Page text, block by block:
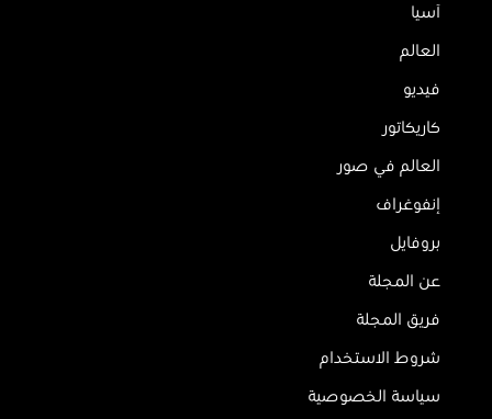
آسيا
العالم
فيديو
كاريكاتور
العالم في صور
إنفوغراف
بروفايل
عن المجلة
فريق المجلة
شروط الاستخدام
سياسة الخصوصية